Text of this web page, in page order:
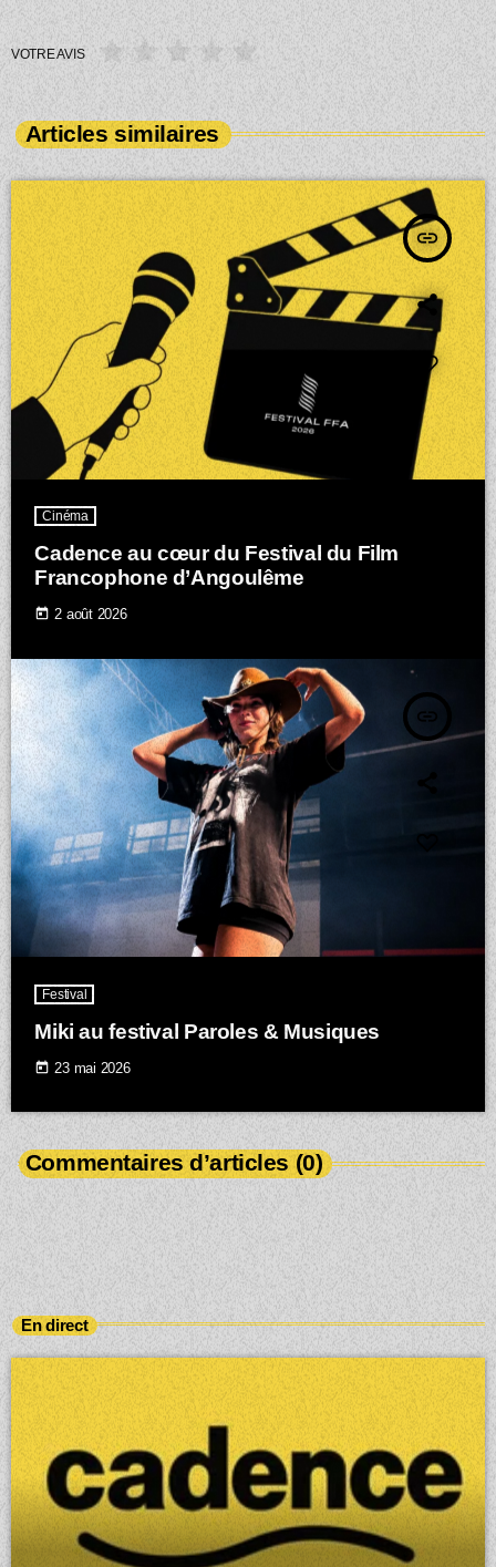
VOTRE AVIS
Articles similaires
insert_link
Cinéma
Cadence au cœur du Festival du Film
Francophone d’Angoulême
today 2 août 2026
insert_link
Festival
Miki au festival Paroles & Musiques
today 23 mai 2026
Commentaires d’articles (0)
En direct